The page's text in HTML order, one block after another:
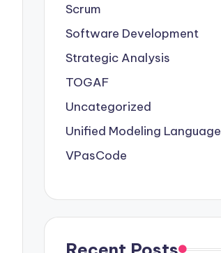
Scrum
Software Development
Strategic Analysis
TOGAF
Uncategorized
Unified Modeling Language
VPasCode